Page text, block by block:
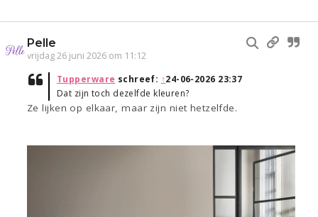
Pelle
vrijdag 26 juni 2026 om 11:12
Tupperware schreef: ↑24-06-2026 23:37
Dat zijn toch dezelfde kleuren?
Ze lijken op elkaar, maar zijn niet hetzelfde.